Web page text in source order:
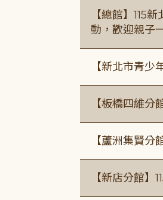
【總館】115
動，歡迎親子
【新北市青少
【板橋四維分
【蘆洲集賢分
【新店分館】